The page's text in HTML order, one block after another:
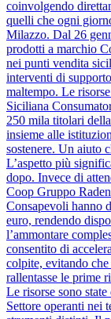
coinvolgendo
quelli che ogni
Milazzo. Dal 26
prodotti a marchio
nei punti vendita
interventi di
maltempo. Le
Siciliana
250 mila titolari
insieme alle
sostenere. Un aiuto
L’aspetto più
dopo. Invece di
Coop Gruppo
Consapevoli hanno
euro, rendendo
l’ammontare
consentito di
colpite, evitando
rallentasse le prime
Le risorse sono
Settore operanti nei